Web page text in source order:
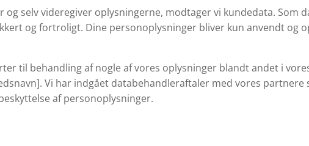
og selv videregiver oplysningerne, modtager vi kundedata. Som
og fortroligt. Dine personoplysninger bliver kun anvendt og
til behandling af nogle af vores oplysninger blandt andet i
Vi har indgået databehandleraftaler med vores
af personoplysninger.